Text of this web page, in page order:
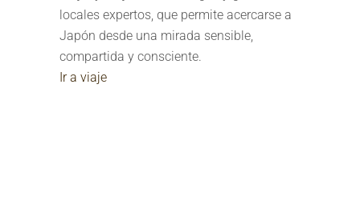
locales expertos, que permite acercarse a
Japón desde una mirada sensible,
compartida y consciente.
Ir a viaje